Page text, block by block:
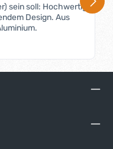
sein soll: Hochwertig
Design. Aus